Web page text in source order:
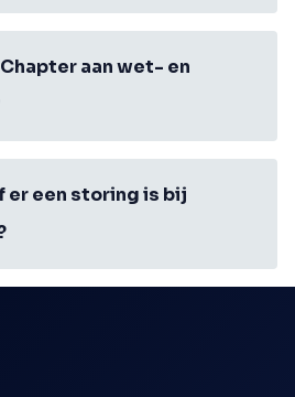
aan wet- en
er een storing is bij